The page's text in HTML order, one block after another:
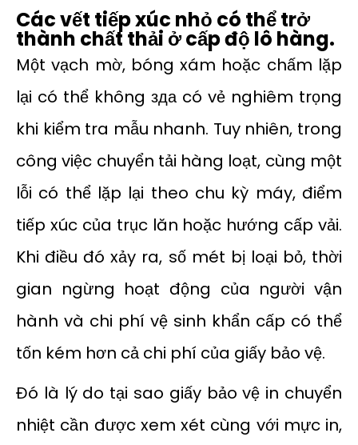
Các vết tiếp xúc nhỏ có thể trở
thành chất thải ở cấp độ lô hàng.
Một vạch mờ, bóng xám hoặc chấm lặp
lại có thể không зда có ​​vẻ nghiêm trọng
khi kiểm tra mẫu nhanh. Tuy nhiên, trong
công việc chuyển tải hàng loạt, cùng một
lỗi có thể lặp lại theo chu kỳ máy, điểm
tiếp xúc của trục lăn hoặc hướng cấp vải.
Khi điều đó xảy ra, số mét bị loại bỏ, thời
gian ngừng hoạt động của người vận
hành và chi phí vệ sinh khẩn cấp có thể
tốn kém hơn cả chi phí của giấy bảo vệ.
Đó là lý do tại sao giấy bảo vệ in chuyển
nhiệt cần được xem xét cùng với mực in,